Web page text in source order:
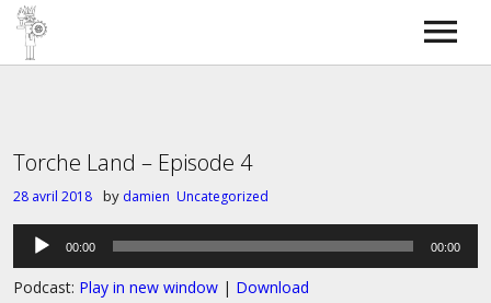
Torche Land – Episode 4
28 avril 2018 by damien Uncategorized
Lecteur
audio
00:00 00:00
Podcast: Play in new window | Download